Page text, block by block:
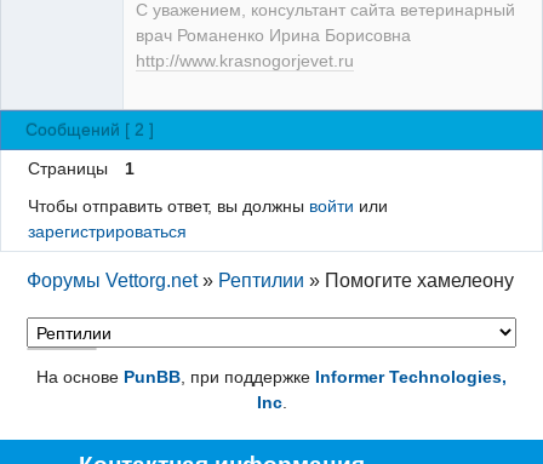
С уважением, консультант сайта ветеринарный
врач Романенко Ирина Борисовна
http://www.krasnogorjevet.ru
Сообщений [ 2 ]
Страницы
1
Чтобы отправить ответ, вы должны войти или
зарегистрироваться
Форумы Vettorg.net » Рептилии » Помогите хамелеону
На основе PunBB , при поддержке Informer Technologies,
Inc.